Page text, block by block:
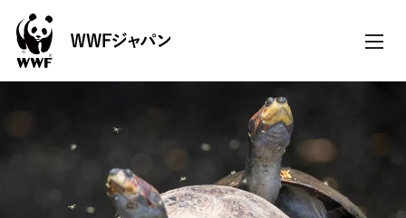
toggle